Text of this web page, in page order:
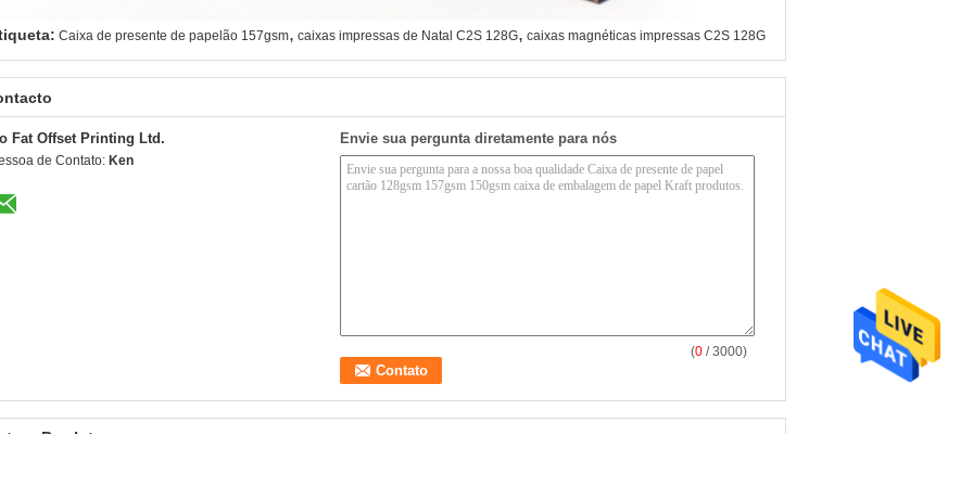
Caixa de presente de papelão 157gsm, caixas impressas de Natal C2S 128G, caixas magnéticas impressas C2S 128G
Fat Offset Printing Ltd.
de Contato: Ken
Envie sua pergunta diretamente para nós
(0 / 3000)
Produtos